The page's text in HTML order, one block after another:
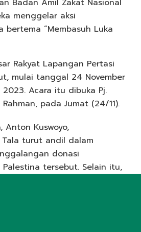
Badan Amil Zakat Nasional
menggelar aksi
“Membasuh Luka
Rakyat Lapangan Pertasi
mulai tanggal 24 November
Acara itu dibuka Pj.
pada Jumat (24/11).
Anton Kuswoyo,
Tala turut andil dalam
donasi
tersebut. Selain itu,